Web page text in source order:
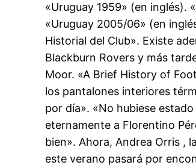
«Uruguay 1959» (en inglés).
«Uruguay 2005/06» (en
Historial del Club». Existe
Blackburn Rovers y más
Moor. «A Brief History of
los pantalones interiores
por día». «No hubiese
eternamente a Florentino
bien». Ahora, Andrea Orris ,
este verano pasará por